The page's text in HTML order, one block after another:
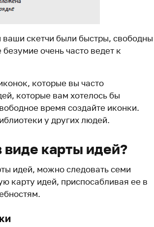
ваши скетчи были быстры, свободны
очень часто ведет к
которые вы часто
которые вам хотелось бы
время создайте иконки.
у других людей.
виде карты идей?
идей, можно следовать семи
карту идей, приспосабливая ее в